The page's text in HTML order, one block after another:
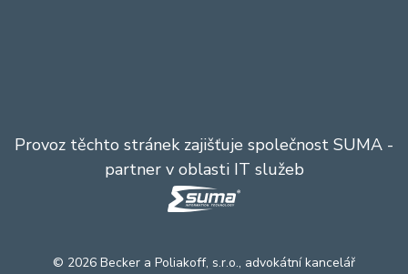
Provoz těchto stránek zajišťuje společnost SUMA -
partner v oblasti IT služeb
© 2026 Becker a Poliakoff, s.r.o., advokátní kancelář